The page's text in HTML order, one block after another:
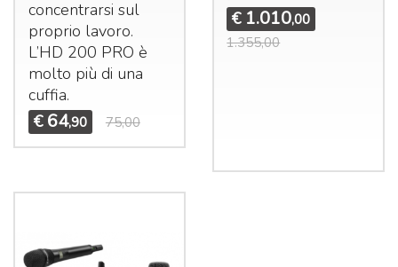
concentrarsi sul
proprio lavoro.
L’HD 200 PRO è
molto più di una
cuffia.
€ 64,90 75,00
€ 1.010,00
1.355,00